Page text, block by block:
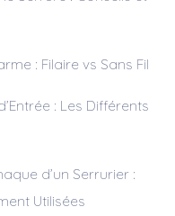
: Filaire vs Sans Fil
: Les Différents
d’un Serrurier :
Utilisées